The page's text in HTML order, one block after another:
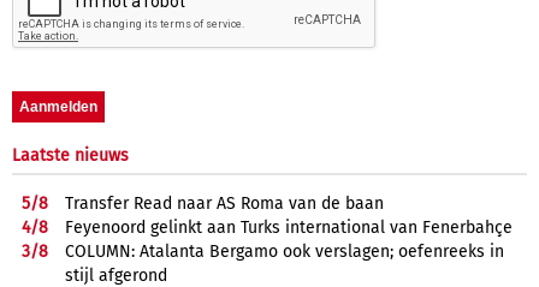
Laatste nieuws
5/8
Transfer Read naar AS Roma van de baan
4/8
Feyenoord gelinkt aan Turks international van Fenerbahçe
3/8
COLUMN: Atalanta Bergamo ook verslagen; oefenreeks in
stijl afgerond